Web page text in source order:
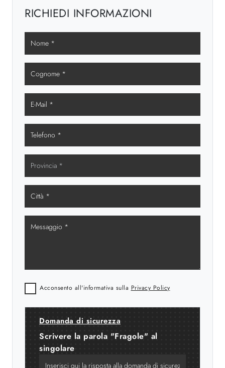
RICHIEDI INFORMAZIONI
Acconsento all'informativa sulla Privacy Policy
Domanda di sicurezza
Scrivere la parola "Fragole" al
singolare